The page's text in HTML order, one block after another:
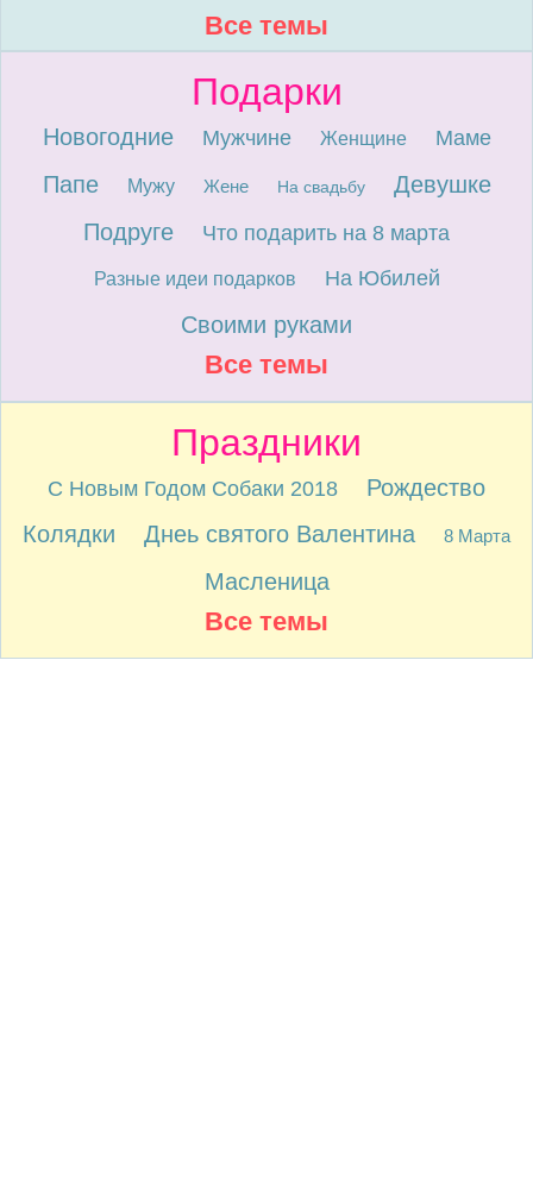
Все темы
Подарки
Новогодние Мужчине Женщине Маме
Папе Мужу Жене На свадьбу
Девушке
Подруге
Что подарить на 8 марта
Разные идеи подарков На Юбилей
Своими руками
Все темы
Праздники
С Новым Годом Собаки 2018
Рождество
Колядки
Днеь святого Валентина 8 Марта
Масленица
Все темы